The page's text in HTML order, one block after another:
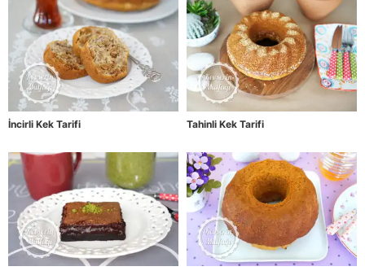
İncirli Kek Tarifi Tahinli Kek Tarifi